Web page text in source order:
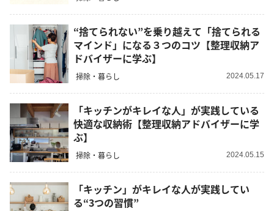
“捨てられない”を乗り越えて「捨てられる
マインド」になる３つのコツ【整理収納ア
ドバイザーに学ぶ】
掃除・暮らし 2024.05.17
「キッチンがキレイな人」が実践している
快適な収納術【整理収納アドバイザーに学
ぶ】
掃除・暮らし 2024.05.15
「キッチン」がキレイな人が実践してい
る“3つの習慣”